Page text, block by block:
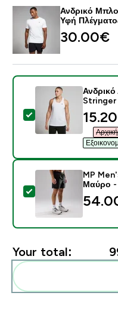
Ανδρικό
Υφή
30.00€‎
Select this
Stringer
Select this
MP
Μαύρο -
Your total: